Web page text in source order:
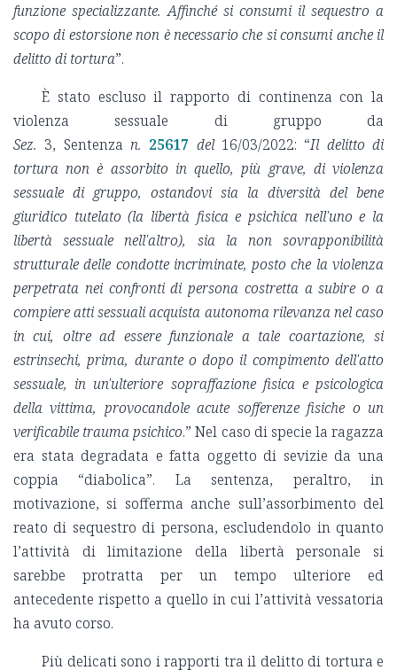
funzione specializzante. Affinché si consumi il sequestro a
scopo di estorsione non è necessario che si consumi anche il
delitto di tortura”.
È stato escluso il rapporto di continenza con la
violenza sessuale di gruppo da
Sez. 3, Sentenzan. 25617 del16/03/2022: “Il delitto di
tortura non è assorbito in quello, più grave, di violenza
sessuale di gruppo, ostandovi sia la diversità del bene
giuridico tutelato (la libertà fisica e psichica nell'uno e la
libertà sessuale nell'altro), sia la non sovrapponibilità
strutturale delle condotte incriminate, posto che la violenza
perpetrata nei confronti di persona costretta a subire o a
compiere atti sessuali acquista autonoma rilevanza nel caso
in cui, oltre ad essere funzionale a tale coartazione, si
estrinsechi, prima, durante o dopo il compimento dell'atto
sessuale, in un'ulteriore sopraffazione fisica e psicologica
della vittima, provocandole acute sofferenze fisiche o un
verificabile trauma psichico.” Nel caso di specie la ragazza
era stata degradata e fatta oggetto di sevizie da una
coppia “diabolica”. La sentenza, peraltro, in
motivazione, si sofferma anche sull’assorbimento del
reato di sequestro di persona, escludendolo in quanto
l’attività di limitazione della libertà personale si
sarebbe protratta per un tempo ulteriore ed
antecedente rispetto a quello in cui l’attività vessatoria
ha avuto corso.
Più delicati sono i rapporti tra il delitto di tortura e